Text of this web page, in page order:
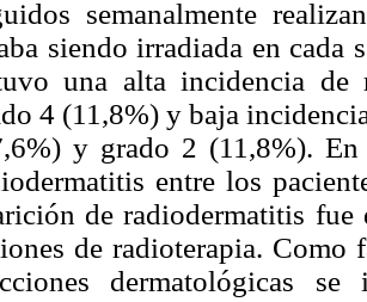
semanalmente
siendo irradiada en cada
una alta incidencia de
4 (11,8%) y baja
y grado 2 (11,8%).
entre los
de radiodermatitis
de radioterapia.
dermatológicas